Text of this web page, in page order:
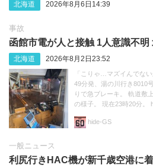
北海道 2026年8月6日14:39
事故
函館市電が人と接触 1人意識不明
北海道 2026年8月2日23:52
「こりゃ…マズイんでな
49分発、湯の川行き8010
りで急ブレーキ。 軌道敷
の様子。 現在23時20分。
hide‐GS
一般ニュース
利尻行きHAC機が新千歳空港に